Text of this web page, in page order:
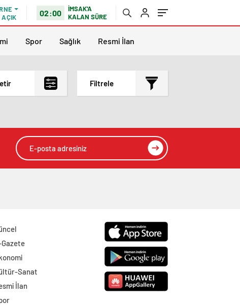
AÇIK 02:00
İMSAK'A
KALAN SÜRE
Spor Sağlık Resmi İlan
Filtrele
Yorum Sayısına Göre
En eskiler
Gazete
Sanat
İlan